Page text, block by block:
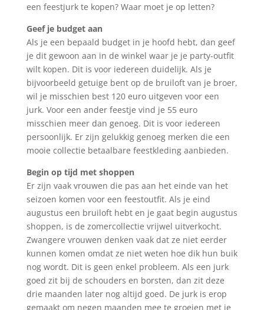
een feestjurk te kopen? Waar moet je op letten?
Geef je budget aan
Als je een bepaald budget in je hoofd hebt, dan geef
je dit gewoon aan in de winkel waar je je party-outfit
wilt kopen. Dit is voor iedereen duidelijk. Als je
bijvoorbeeld getuige bent op de bruiloft van je broer,
wil je misschien best 120 euro uitgeven voor een
jurk. Voor een ander feestje vind je 55 euro
misschien meer dan genoeg. Dit is voor iedereen
persoonlijk. Er zijn gelukkig genoeg merken die een
mooie collectie betaalbare feestkleding aanbieden.
Begin op tijd met shoppen
Er zijn vaak vrouwen die pas aan het einde van het
seizoen komen voor een feestoutfit. Als je eind
augustus een bruiloft hebt en je gaat begin augustus
shoppen, is de zomercollectie vrijwel uitverkocht.
Zwangere vrouwen denken vaak dat ze niet eerder
kunnen komen omdat ze niet weten hoe dik hun buik
nog wordt. Dit is geen enkel probleem. Als een jurk
goed zit bij de schouders en borsten, dan zit deze
drie maanden later nog altijd goed. De jurk is erop
gemaakt om negen maanden mee te groeien met je